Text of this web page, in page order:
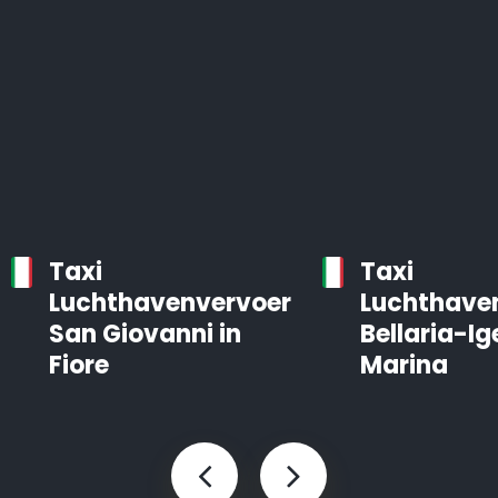
Taxi
Luchthavenvervoer
San Giovanni in
Fiore
Taxi
Bellaria-
Marina